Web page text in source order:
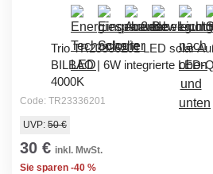
Trio TR23336201 LED solar
BILBAO | 6W integrierte LED-
4000K
Code: TR23336201
UVP: 50 €
30 € inkl. MwSt.
Sie sparen -40 %